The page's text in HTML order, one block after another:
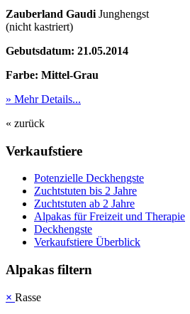
Zauberland Gaudi Junghengst
(nicht kastriert)
Gebutsdatum: 21.05.2014
Farbe: Mittel-Grau
» Mehr Details...
« zurück
Verkaufstiere
Po­ten­zi­elle Deckhengste
Zuchtstuten bis 2 Jahre
Zuchtstuten ab 2 Jahre
Alpakas für Freizeit und Therapie
Deckhengste
Verkaufstiere Überblick
Alpakas filtern
× Rasse